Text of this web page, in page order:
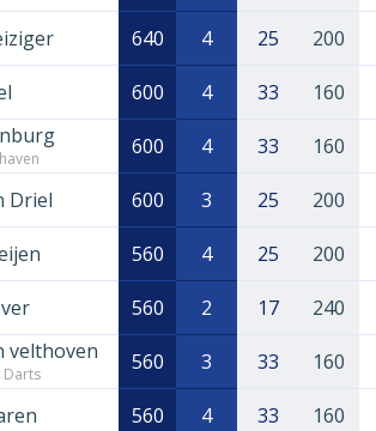
640 4 25 200
600 4 33 160
600 4 33 160
Driel 600 3 25 200
560 4 25 200
560 2 17 240
velthoven
Darts 560 3 33 160
560 4 33 160